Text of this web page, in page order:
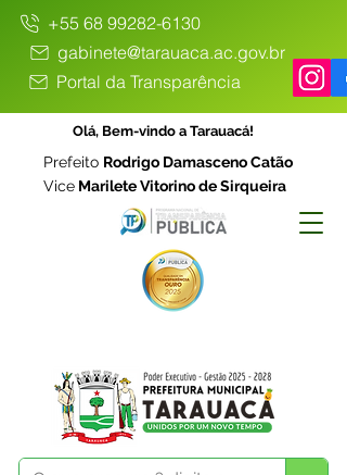
+55 68 99282-6130
gabinete@tarauaca.ac.gov.br
Portal da Transparência
Olá, Bem-vindo a Tarauacá!
Prefeito Rodrigo Damasceno Catão
Vice Marilete Vitorino de Sirqueira